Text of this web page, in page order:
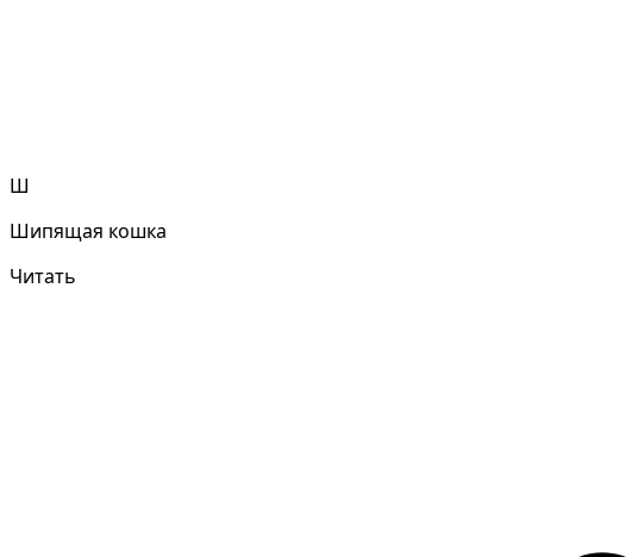
Ш
Шипящая кошка
Читать